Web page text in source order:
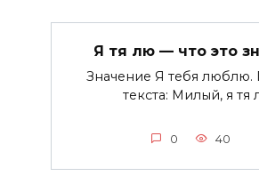
Я тя лю — что это
Значение Я тебя
текста: Милый, я тя
0 40